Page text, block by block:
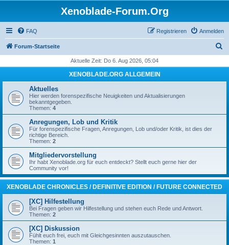
Xenoblade-Forum.Org
FAQ Anmelden
Registrieren
Forum-Startseite
h
Aktuelle Zeit: Do 6. Aug 2026, 05:04
XENOBLADE.ORG ALLGEMEIN
Aktuelles
Hier werden forenspezifische Neuigkeiten und Aktualisierungen
bekanntgegeben.
Themen: 4
Anregungen, Lob und Kritik
Für forenspezifische Fragen, Anregungen, Lob und/oder Kritik, ist dies der
richtige Bereich.
Themen: 2
Mitgliedervorstellung
Ihr habt Xenoblade.org für euch entdeckt? Stellt euch gerne hier der
Community vor!
XENOBLADE CHRONICLES / DEFINITIVE EDITION / FUTURE CONNECTED
[XC] Hilfestellung
Bei Fragen geben wir Hilfestellung und stehen euch Rede und Antwort.
Themen: 2
[XC] Diskussion
Fühlt euch frei, euch mit Gleichgesinnten auszutauschen.
Themen: 1